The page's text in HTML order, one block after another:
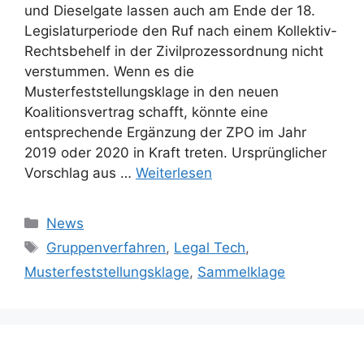
und Dieselgate lassen auch am Ende der 18.
Legislaturperiode den Ruf nach einem Kollektiv-
Rechtsbehelf in der Zivilprozessordnung nicht
verstummen. Wenn es die
Musterfeststellungsklage in den neuen
Koalitionsvertrag schafft, könnte eine
entsprechende Ergänzung der ZPO im Jahr
2019 oder 2020 in Kraft treten. Ursprünglicher
Vorschlag aus … Weiterlesen
Kategorien
News
Schlagwörter
Gruppenverfahren, Legal Tech,
Musterfeststellungsklage, Sammelklage